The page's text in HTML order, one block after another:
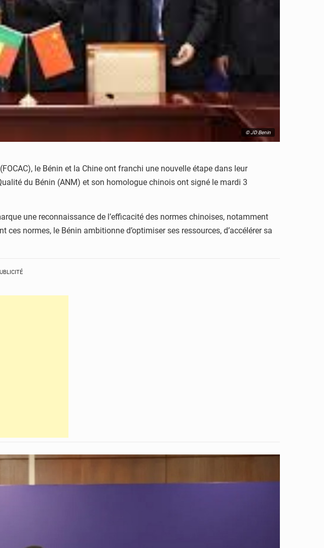
© JD Benin
le Bénin et la Chine ont franchi une nouvelle étape dans leur
du Bénin (ANM) et son homologue chinois ont signé le mardi 3
une reconnaissance de l’efficacité des normes chinoises, notamment
normes, le Bénin ambitionne d’optimiser ses ressources, d’accélérer sa